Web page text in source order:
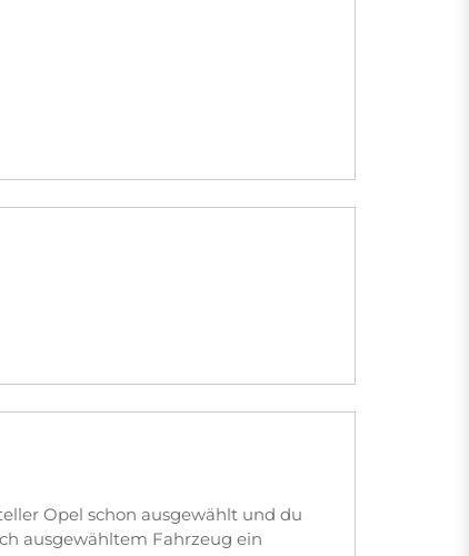
Opel schon ausgewählt und du
ausgewähltem Fahrzeug ein